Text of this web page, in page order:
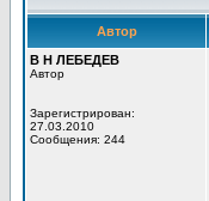
Автор
В Н ЛЕБЕДЕВ
Автор
Зарегистрирован:
27.03.2010
Сообщения: 244